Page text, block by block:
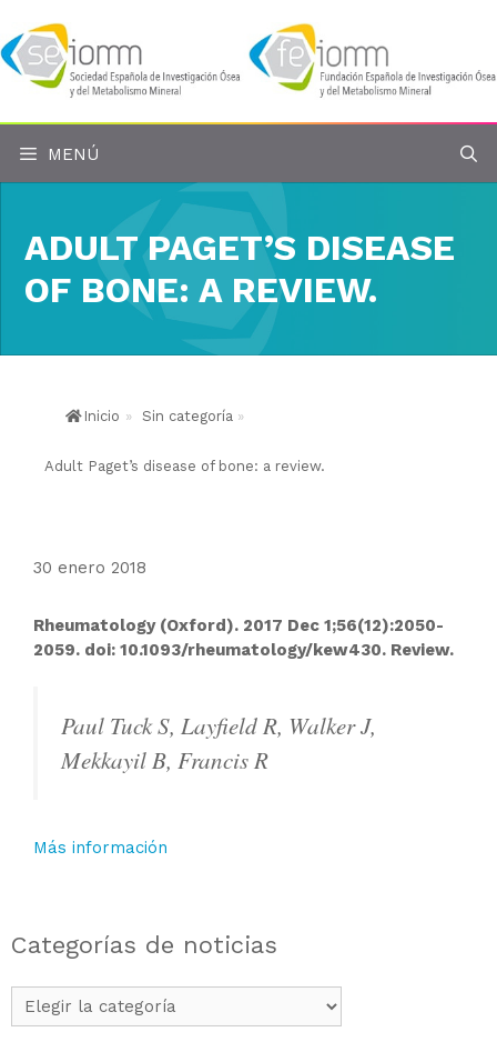
al
contenido
MENÚ
ADULT PAGET’S DISEASE
OF BONE: A REVIEW.
Inicio » Sin categoría »
Adult Paget’s disease of bone: a review.
30 enero 2018
Rheumatology (Oxford). 2017 Dec 1;56(12):2050-
2059. doi: 10.1093/rheumatology/kew430. Review.
Paul Tuck S, Layfield R, Walker J,
Mekkayil B, Francis R
Más información
Categorías de noticias
Categorías
de